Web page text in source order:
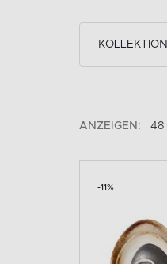
KOLLEKTION
ANZEIGEN: 48
-11%